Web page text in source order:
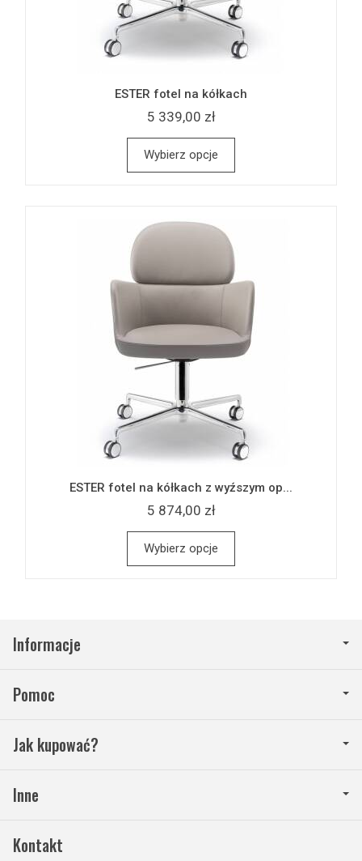
ESTER fotel na kółkach
5 339,00 zł
Wybierz opcje
ESTER fotel na kółkach z wyźszym op...
5 874,00 zł
Wybierz opcje
Informacje
Pomoc
Jak kupować?
Inne
Kontakt